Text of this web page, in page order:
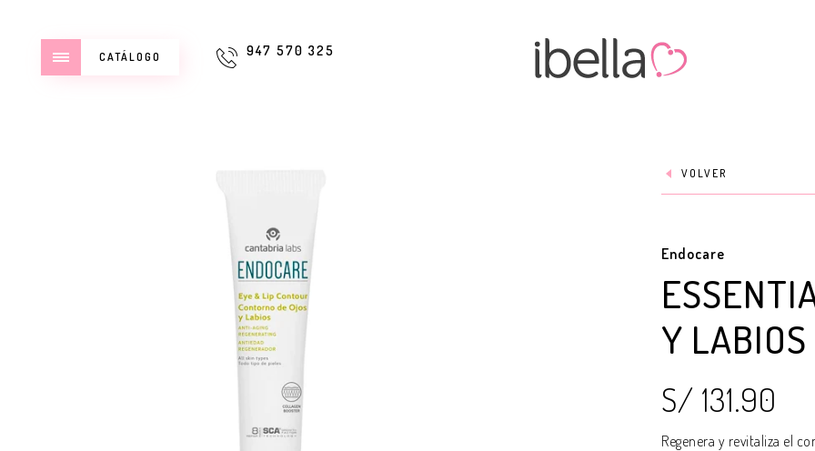
CATÁLOGO 947 570 325
VOLVER
Endocare
Y LABIOS
S/ 131.90
Regenera y revitaliza el